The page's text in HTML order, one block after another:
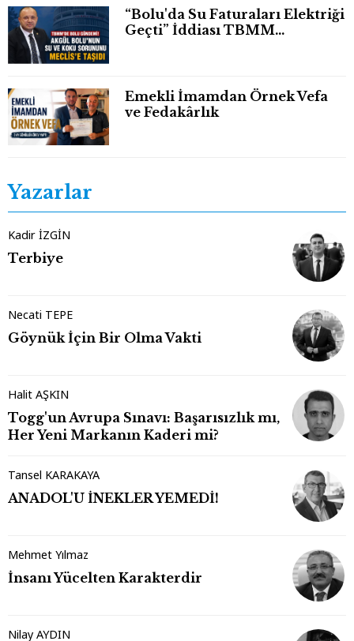
“Bolu'da Su Faturaları Elektriği
Geçti” İddiası TBMM
Emekli İmamdan Örnek Vefa
ve Fedakârlık
Yazarlar
Kadir İZGİN
Terbiye
Necati TEPE
Göynük İçin Bir Olma Vakti
Halit AŞKIN
Togg'un Avrupa Sınavı: Başarısızlık mı,
Her Yeni Markanın Kaderi mi?
Tansel KARAKAYA
ANADOL'U İNEKLER YEMEDİ!
Mehmet Yılmaz
İnsanı Yücelten Karakterdir
Nilay AYDIN